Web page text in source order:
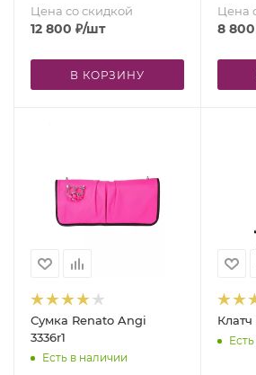
Цена со скидкой
12 800 ₽/шт
В КОРЗИНУ
Цена
8 800
Сумка Renato Angi
3336r1
Есть в наличии